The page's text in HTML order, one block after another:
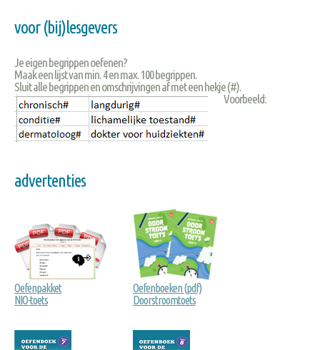
voor (bij)lesgevers
Je eigen begrippen oefenen?
Maak een lijst van min. 4 en max. 100 begrippen.
Sluit alle begrippen en omschrijvingen af met een hekje (#).
Voorbeeld:
advertenties
Oefenpakket
NIO-toets
Oefenboeken (pdf)
Doorstroomtoets